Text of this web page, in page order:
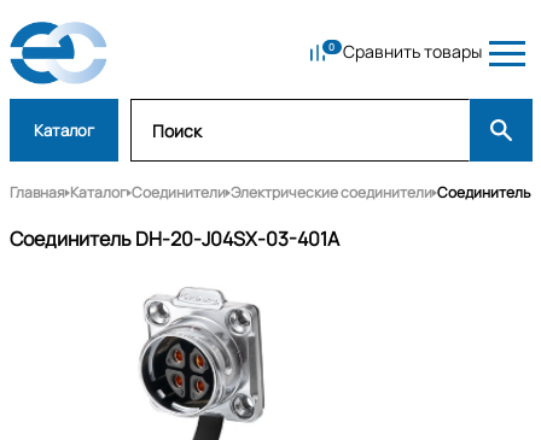
Сравнить товары
Каталог
Главная Каталог Соединители Электрические соединители Соединитель
Соединитель DH-20-J04SX-03-401A